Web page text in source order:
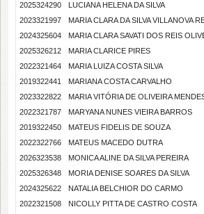
2025324290
LUCIANA HELENA DA SILVA
2023321997
MARIA CLARA DA SILVA VILLANOVA
2024325604
MARIA CLARA SAVATI DOS REIS
2025326212
MARIA CLARICE PIRES
2022321464
MARIA LUIZA COSTA SILVA
2019322441
MARIANA COSTA CARVALHO
2023322822
MARIA VITÓRIA DE OLIVEIRA
2022321787
MARYANA NUNES VIEIRA BARROS
2019322450
MATEUS FIDELIS DE SOUZA
2022322766
MATEUS MACEDO DUTRA
2026323538
MONICA ALINE DA SILVA PEREIRA
2025326348
MORIA DENISE SOARES DA SILVA
2024325622
NATALIA BELCHIOR DO CARMO
2022321508
NICOLLY PITTA DE CASTRO COSTA